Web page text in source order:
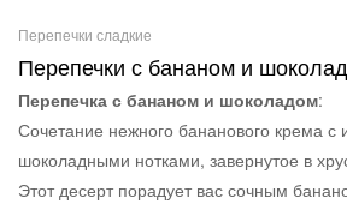
Перепечки сладкие
Перепечки с бананом и
Перепечка с бананом и шоколадом:
Сочетание нежного бананового крема с
шоколадными нотками, завернутое в
Этот десерт порадует вас сочным